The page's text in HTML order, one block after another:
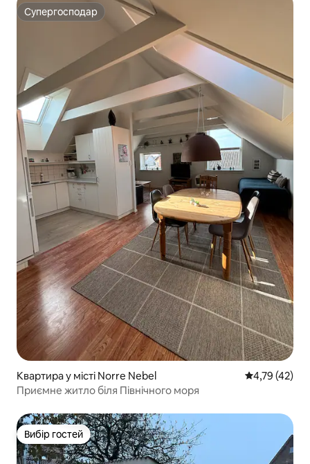
Супергосподар
Супергосподар
Квартира у місті Norre Nebel Середня
4,79 (42)
Приємне житло біля Північного моря
Вибір гостей
Вибір гостей